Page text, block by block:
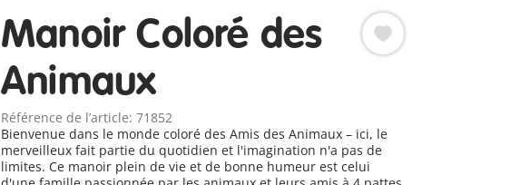
Manoir Coloré des
Animaux
Référence de l’article: 71852
Bienvenue dans le monde coloré des Amis des Animaux – ici, le
merveilleux fait partie du quotidien et l'imagination n'a pas de
limites. Ce manoir plein de vie et de bonne humeur est celui